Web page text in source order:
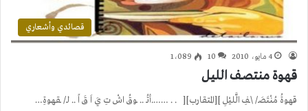
قصائدي وأشعاري
4 مايو، 2010 10 1٬089
قهوة منتصـف الليل
قهوةُ مُنْتَصَـ/ \ـفِ الَّليْلِ ][المتقارب][ . . …….أتُـ .. ـوقُ اشْ تِ يَ اَ قَ اً .. لـ/ ـقهوةِ…